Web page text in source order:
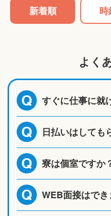
新着順
よく
Q すぐに仕事に就
Q 日払いはしても
Q 寮は個室ですか
Q WEB面接はでき